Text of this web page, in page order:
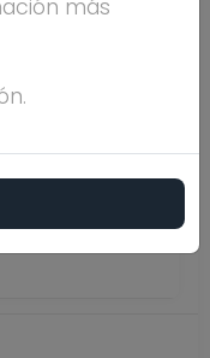
GUERRERO
más